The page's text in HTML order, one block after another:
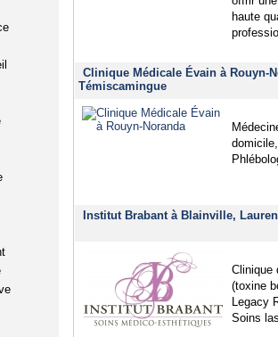
haute
Clinique Médicale Évain à Rouyn-
Témiscamingue
Institut Brabant à Blainville,
Clinique
(toxine
Legacy
Soins